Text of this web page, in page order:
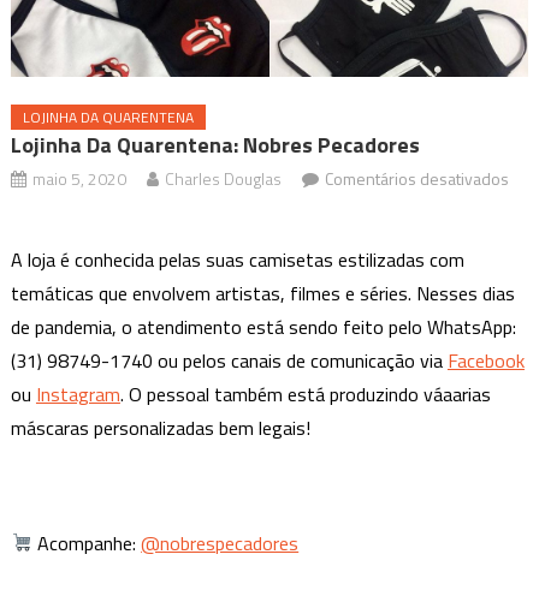
LOJINHA DA QUARENTENA
Lojinha Da Quarentena: Nobres Pecadores
maio 5, 2020 Charles Douglas
Comentários desativados
da
Quarentena:
Nobres
Pecadores
A loja é conhecida pelas suas camisetas estilizadas com
temáticas que envolvem artistas, filmes e séries. Nesses dias
de pandemia, o atendimento está sendo feito pelo WhatsApp:
(31) 98749-1740 ou pelos canais de comunicação via Facebook
ou Instagram. O pessoal também está produzindo váaarias
máscaras personalizadas bem legais!
Acompanhe:@nobrespecadores